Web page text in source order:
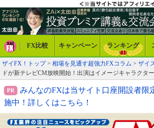
FX比較 キャンペーン ランキング
ザイFX！トップ> 相場を見通す超強力FXコラム > ザイ
ドが新テレビCM放映開始！出演はイメージキャラクタ
みんなのFXは当サイト口座開設者限
施中！詳しくはこちら！